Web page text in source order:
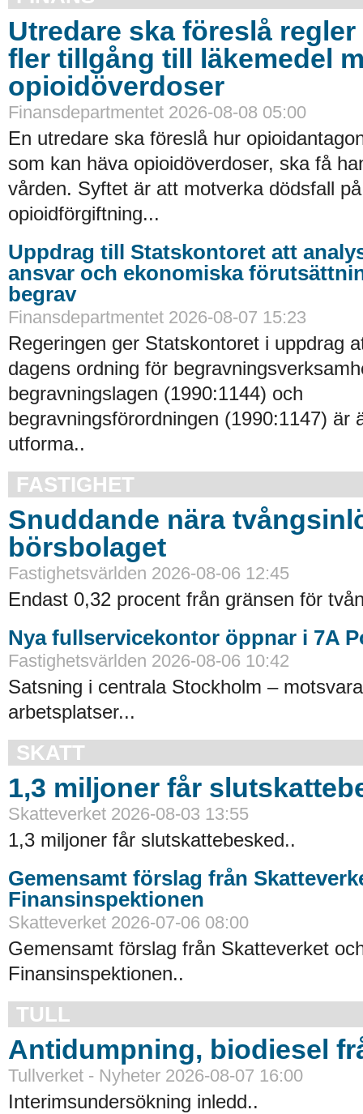
Utredare ska föreslå
fler tillgång till läkemedel
opioidöverdoser
Finansdepartmentet 2026-08-08 05:00
En utredare ska föreslå hur
som kan häva opioidöverdoser, ska få
vården. Syftet är att motverka dödsfall
opioidförgiftning...
Uppdrag till Statskontoret att
ansvar och ekonomiska
begrav
Finansdepartmentet 2026-08-07 15:23
Regeringen ger Statskontoret i uppdrag
dagens ordning för
begravningslagen (1990:1144) och
begravningsförordningen (1990:1147) är
utforma..
FASTIGHET
Snuddande nära
börsbolaget
Fastighetsvärlden 2026-08-06 12:45
Endast 0,32 procent från gränsen för
Nya fullservicekontor öppnar i 7A
Fastighetsvärlden 2026-08-06 10:42
Satsning i centrala Stockholm –
arbetsplatser...
SKATT
1,3 miljoner får
Skatteverket 2026-08-03 13:55
1,3 miljoner får slutskattebesked..
Gemensamt förslag från
Finansinspektionen
Skatteverket 2026-07-06 08:00
Gemensamt förslag från Skatteverket
Finansinspektionen..
TULL
Antidumpning, biodiesel
Tullverket - Nyheter 2026-08-07 16:00
Interimsundersökning inledd..